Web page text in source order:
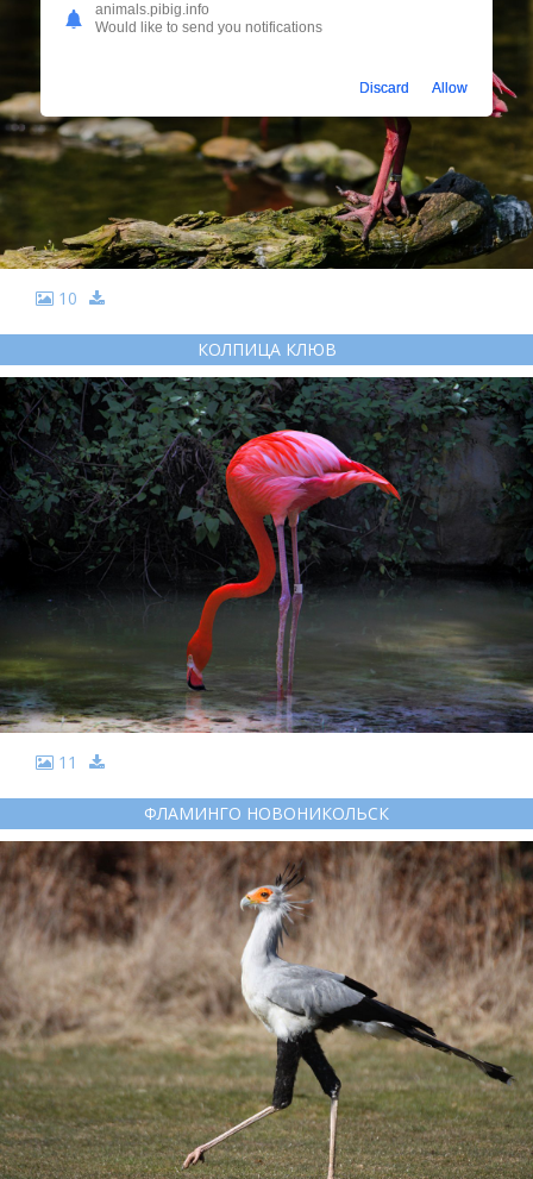
10
КОЛПИЦА КЛЮВ
11
ФЛАМИНГО НОВОНИКОЛЬСК
animals.pibig.info
Would like to send you notifications
Discard Allow